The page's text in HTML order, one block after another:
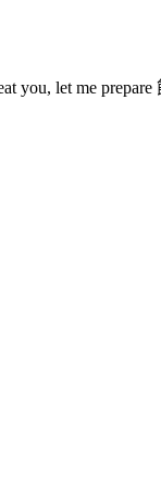
you, let me prepare